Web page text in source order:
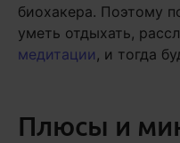
биохакера. Поэтому
уметь отдыхать,
медитации , и тогда
Плюсы и